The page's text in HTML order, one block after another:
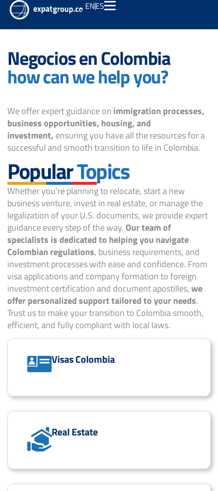
ENES
Negocios en Colombia
how can we help you?
We offer expert guidance on immigration processes,
business opportunities, housing, and
investment, ensuring you have all the resources for a
successful and smooth transition to life in Colombia.
PopularTopics
Whether you’re planning to relocate, start a new
business venture, invest in real estate, or manage the
legalization of your U.S. documents, we provide expert
guidance every step of the way. Our team of
specialists is dedicated to helping you navigate
Colombian regulations, business requirements, and
investment processes with ease and confidence. From
visa applications and company formation to foreign
investment certification and document apostilles,we
offer personalized support tailored to your needs.
Trust us to make your transition to Colombia smooth,
efficient, and fully compliant with local laws.
Visas Colombia
Real Estate